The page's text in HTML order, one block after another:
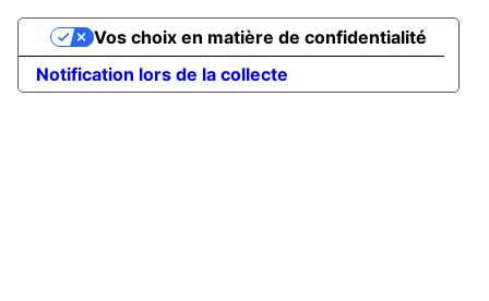
Notification lors de la collecte
Vos choix en matière de confidentialité